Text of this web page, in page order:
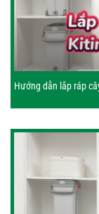
Hướng dẫn lắp ráp